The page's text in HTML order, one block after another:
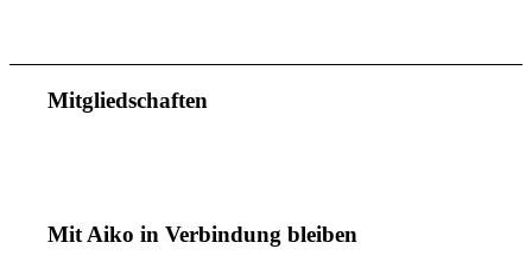
Mitgliedschaften
Mit Aiko in Verbindung bleiben